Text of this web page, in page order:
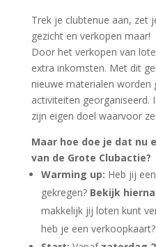
Trek je clubtenue aan, zet
gezicht en verkopen maar!
Door het verkopen van
extra inkomsten. Met dit
nieuwe materialen
activiteiten georganiseerd.
zijn eigen doel waarvoor
Maar hoe doe je dat nu
van de Grote Clubactie?
Warming up: Heb jij
gekregen? Bekijk
makkelijk jij loten kunt
heb je een verkoopkaart?